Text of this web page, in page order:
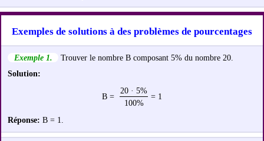
Exemples de solutions à des problèmes de pourcentages
Exemple 1.
Trouver le nombre B composant 5% du nombre 20.
Solution:
B =
20 · 5%
= 1
100%
Réponse: B = 1.